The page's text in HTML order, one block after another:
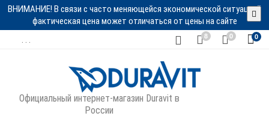
ВНИМАНИЕ! В связи с часто меняющейся экономической ситуацией
фактическая цена может отличаться от цены на сайте
8 0 0
Официальный интернет-магазин Duravit в
России